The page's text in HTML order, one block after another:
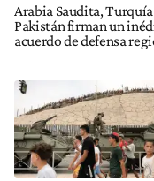
Arabia Saudita,
Pakistán firman un
acuerdo de defensa